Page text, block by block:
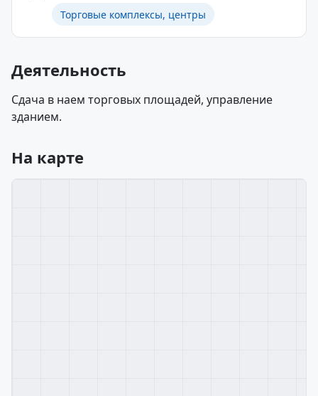
Торговые комплексы, центры
Деятельность
Сдача в наем торговых площадей, управление
зданием.
На карте